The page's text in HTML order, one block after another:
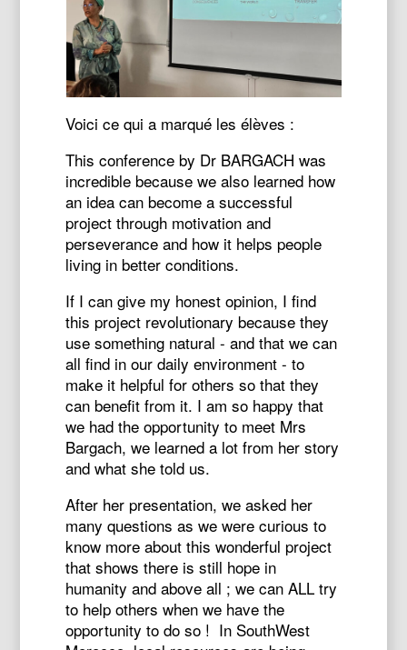
Voici ce qui a marqué les élèves :
This conference by Dr BARGACH was
incredible because we also learned how
an idea can become a successful
project through motivation and
perseverance and how it helps people
living in better conditions.
If I can give my honest opinion, I find
this project revolutionary because they
use something natural - and that we can
all find in our daily environment - to
make it helpful for others so that they
can benefit from it. I am so happy that
we had the opportunity to meet Mrs
Bargach, we learned a lot from her story
and what she told us.
After her presentation, we asked her
many questions as we were curious to
know more about this wonderful project
that shows there is still hope in
humanity and above all ; we can ALL try
to help others when we have the
opportunity to do so ! In SouthWest